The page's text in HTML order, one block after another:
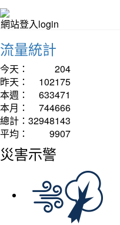
網站登入login
流量統計
今天：
204
昨天：
102175
本週：
633471
本月：
744666
總計： 32948143
平均：
9907
災害示警